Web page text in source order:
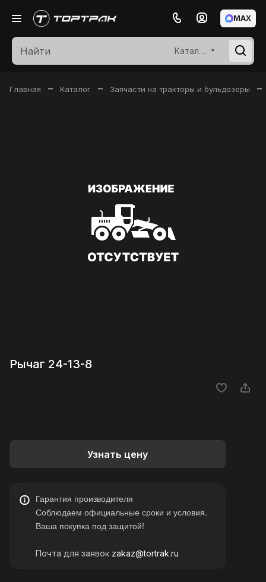
Каталог
MAX
Главная – Каталог – Запчасти на тракторы и бульдозеры –
Рычаг 24-13-8
Узнать цену
Гарантия производителя
Соблюдаем официальные сроки и условия.
Ваша покупка под защитой!
Почта для заявок zakaz@tortrak.ru